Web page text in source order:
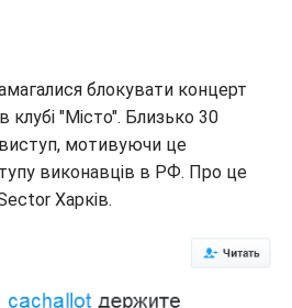
блокувати концерт
клубі "Місто". Близько 30
мотивуючи це
виконавців в РФ. Про це
Харків.